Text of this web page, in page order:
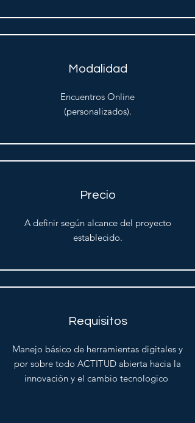
Modalidad
Encuentros Online
(personalizados).
Precio
A definir según alcance del proyecto
establecido.
Requisitos
Manejo básico de herramientas digitales y
por sobre todo ACTITUD abierta hacia la
innovación y el cambio tecnologico